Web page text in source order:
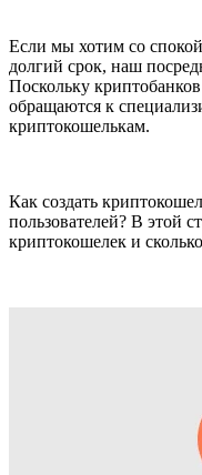
Если мы хотим со
долгий срок, наш
Поскольку
обращаются к
криптокошелькам.
Как создать
пользователей? В этой
криптокошелек и